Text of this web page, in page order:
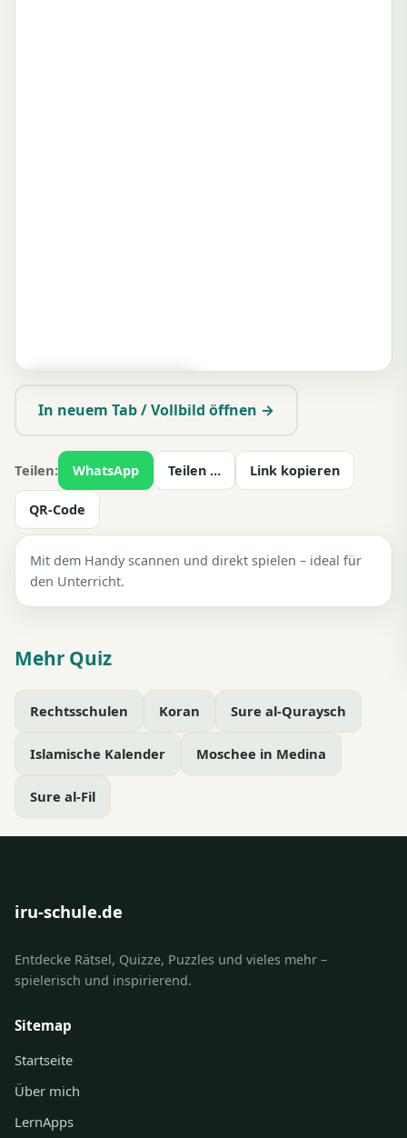
▶ Zum Spielen tippen
In neuem Tab / Vollbild öffnen →
Teilen: WhatsApp Teilen … Link kopieren
QR-Code
Mit dem Handy scannen und direkt spielen – ideal für
den Unterricht.
Mehr Quiz
Rechtsschulen Koran Sure al-Quraysch
Islamische Kalender Moschee in Medina
Sure al-Fil
iru-schule.de
Entdecke Rätsel, Quizze, Puzzles und vieles mehr –
spielerisch und inspirierend.
Sitemap
Startseite
Über mich
LernApps